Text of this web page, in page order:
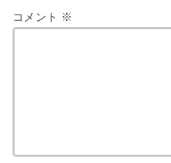
コメント ※